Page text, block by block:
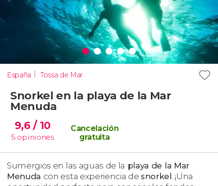
España Tossa de Mar
Snorkel en la playa de la Mar
Menuda
9,6/ 10
5 opiniones
Cancelación
gratuita
Sumergios en las aguas de la playa de la Mar
Menuda con esta experiencia de snorkel. ¡Una